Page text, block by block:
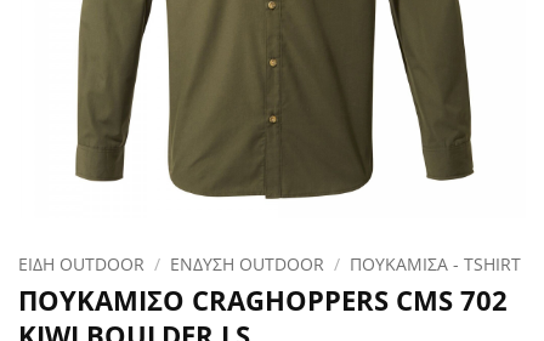
ΕΙΔΗ OUTDOOR / ΕΝΔΥΣΗ OUTDOOR / ΠΟΥΚΑΜΙΣΑ - TSHIRT
ΠΟΥΚΑΜΙΣΟ CRAGHOPPERS CMS 702